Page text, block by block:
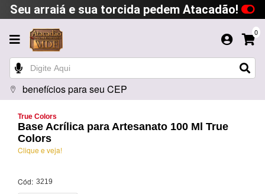
Seu arraiá e sua torcida pedem Atacadão!
0
benefícios para seu CEP
True Colors
Base Acrílica para Artesanato 100 Ml True
Colors
Clique e veja!
Cód: 3219